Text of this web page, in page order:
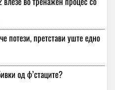
потези, претстави уште едно
од ф’стаците?